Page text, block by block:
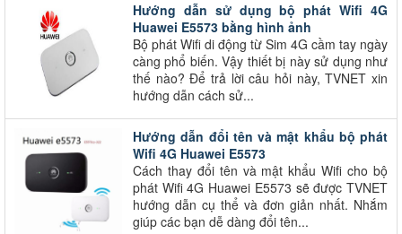
Hướng dẫn sử dụng bộ phát Wifi 4G
Huawei E5573 bằng hình ảnh
Bộ phát Wifi di động từ Sim 4G cầm tay ngày
càng phổ biến. Vậy thiết bị này sử dụng như
thế nào? Để trả lời câu hỏi này, TVNET xin
hướng dẫn cách sử...
Hướng dẫn đổi tên và mật khẩu bộ phát
Wifi 4G Huawei E5573
Cách thay đổi tên và mật khẩu Wifi cho bộ
phát Wifi 4G Huawei E5573 sẽ được TVNET
hướng dẫn cụ thể và đơn giản nhất. Nhắm
giúp các bạn dễ dàng đổi tên...